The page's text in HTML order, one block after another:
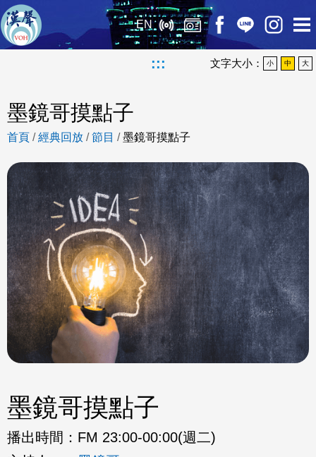
EN
::: 文字大小： 小 中 大
墨鏡哥摸點子
首頁 /經典回放 /節目 /墨鏡哥摸點子
墨鏡哥摸點子
播出時間： FM 23:00-00:00(週二)